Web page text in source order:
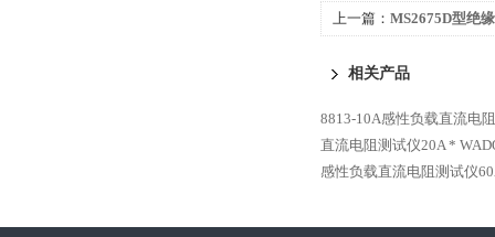
上一篇： MS2675D型绝
相关产品
8813-10A感性负载直流电
直流电阻测试仪20A *
感性负载直流电阻测试仪